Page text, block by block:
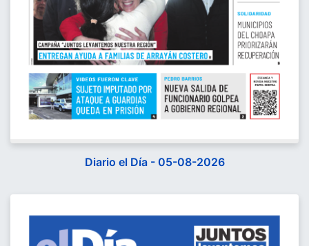
Diario el Día - 05-08-2026